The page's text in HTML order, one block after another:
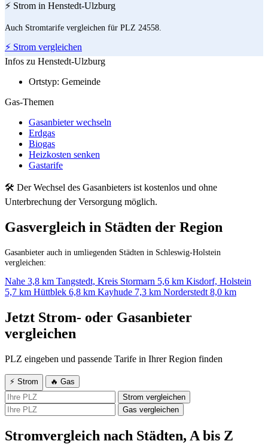
⚡ Strom in Henstedt-Ulzburg
Auch Stromtarife vergleichen für PLZ 24558.
⚡ Strom vergleichen
Infos zu Henstedt-Ulzburg
Ortstyp: Gemeinde
Gas-Themen
Gasanbieter wechseln
Erdgas
Biogas
Heizkosten senken
Gastarife
🛠 Der Wechsel des Gasanbieters ist kostenlos und ohne
Unterbrechung der Versorgung möglich.
Gasvergleich in Städten der Region
Gasanbieter auch in umliegenden Städten in Schleswig-Holstein
vergleichen:
Nahe 3,8 km Tangstedt, Kreis Stormarn 5,6 km Kisdorf, Holstein
5,7 km Hüttblek 6,8 km Kayhude 7,3 km Norderstedt 8,0 km
Jetzt Strom- oder Gasanbieter
vergleichen
PLZ eingeben und passende Tarife in Ihrer Region finden
⚡ Strom
🔥 Gas
Strom vergleichen
Gas vergleichen
Stromvergleich nach Städten, A bis Z